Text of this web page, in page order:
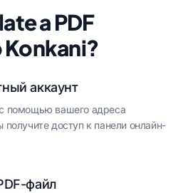
a PDF
аккаунт
помощью вашего адреса
получите доступ к панели онлайн-
файл